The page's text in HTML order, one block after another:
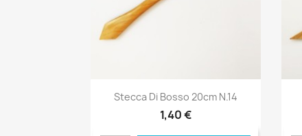
Stecca Di Bosso 20cm N.14
1,40 €